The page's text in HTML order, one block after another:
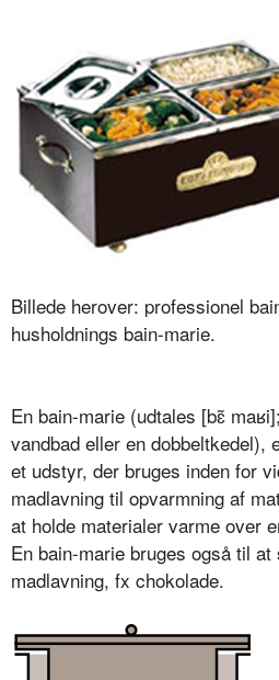
Billede herover: professionel
husholdnings bain-marie.
En bain-marie (udtales [bɛ ̃ maʁ
vandbad eller en dobbeltkedel),
et udstyr, der bruges inden for
madlavning til opvarmning af
at holde materialer varme over
En bain-marie bruges også til
madlavning, fx chokolade.